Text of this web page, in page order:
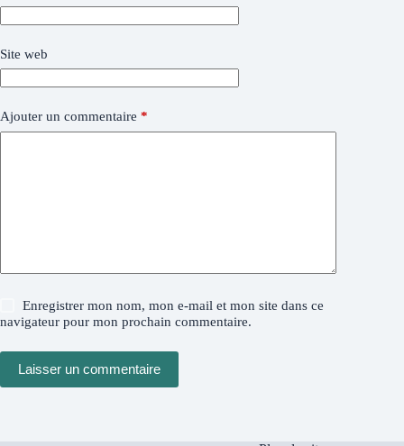
Site web
Ajouter un commentaire *
Enregistrer mon nom, mon e-mail et mon site dans ce
navigateur pour mon prochain commentaire.
Laisser un commentaire